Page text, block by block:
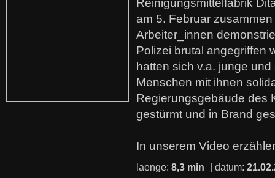
Reinigungsmittelfabrik
am 5. Februar
Arbeiter_innen
Polizei brutal angegriffen
hatten sich v.a. junge
Menschen mit ihnen
Regierungsgebäude des
gestürmt und in Brand
In unserem Video
laenge: 8,3 min | datum: